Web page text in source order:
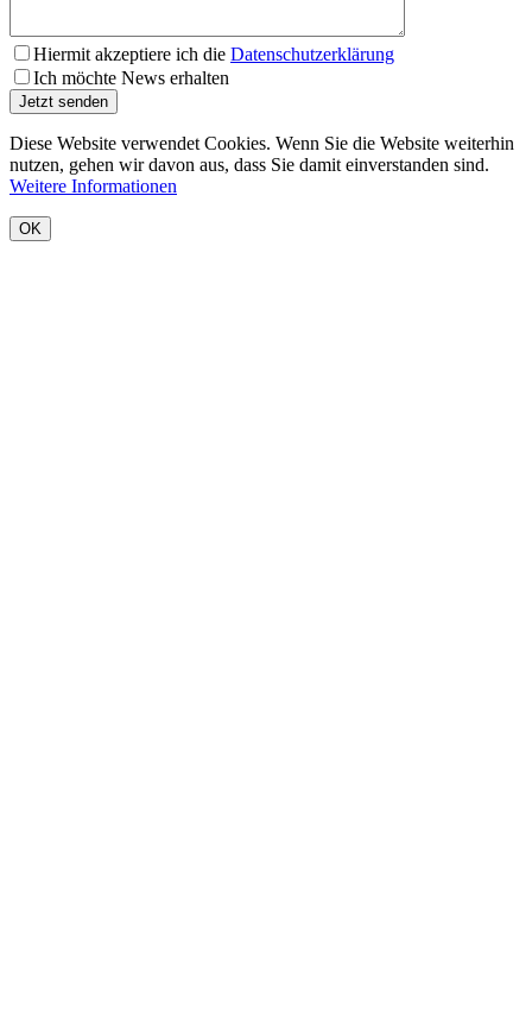
Hiermit akzeptiere ich die Datenschutzerklärung
Ich möchte News erhalten
Diese Website verwendet Cookies. Wenn Sie die Website weiterhin
nutzen, gehen wir davon aus, dass Sie damit einverstanden sind.
Weitere Informationen
OK